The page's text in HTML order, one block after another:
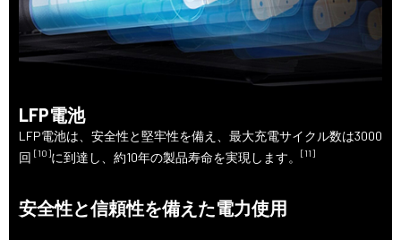
LFP電池
LFP電池は、安全性と堅牢性を備え、最大充電サイクル数は3000
回 [10]に到達し、約10年の製品寿命を実現します。 [11]
安全性と信頼性を備えた電力使用